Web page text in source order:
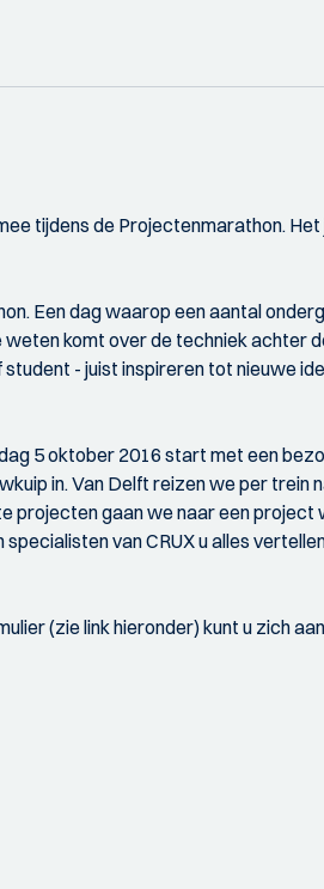
tijdens de Projectenmarathon.
Een dag waarop een aantal
komt over de techniek achter
- juist inspireren tot nieuwe
5 oktober 2016 start met een
in. Van Delft reizen we per
gaan we naar een
van CRUX u alles
(zie link hieronder) kunt u zich